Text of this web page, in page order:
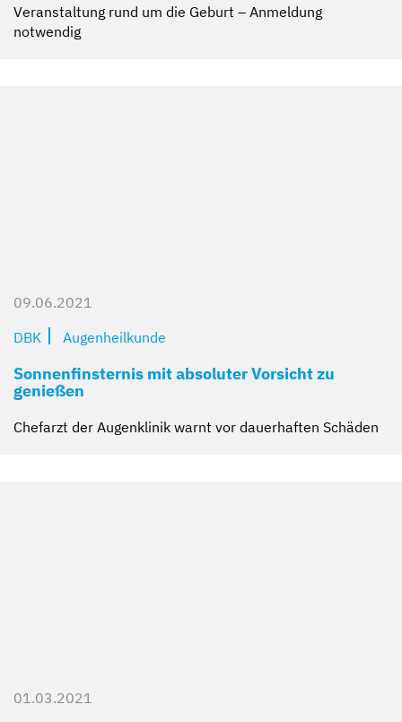
Veranstaltung rund um die Geburt – Anmeldung
notwendig
09.06.2021
DBK
Augenheilkunde
Sonnenfinsternis mit absoluter Vorsicht zu
genießen
Chefarzt der Augenklinik warnt vor dauerhaften Schäden
01.03.2021